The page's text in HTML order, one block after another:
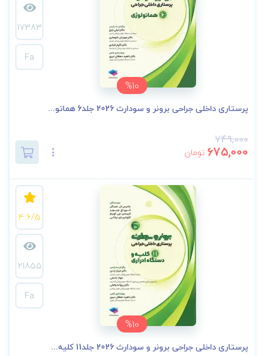
%10
17383
Fa
پرستاری داخلی جراحی برونر و سودارث 2026 جلد6 هماتو...
749,000
675,000 تومان
%10
4.6/5
21855
Fa
پرستاری داخلی جراحی برونر و سودارث 2026 جلد11 کلیه...